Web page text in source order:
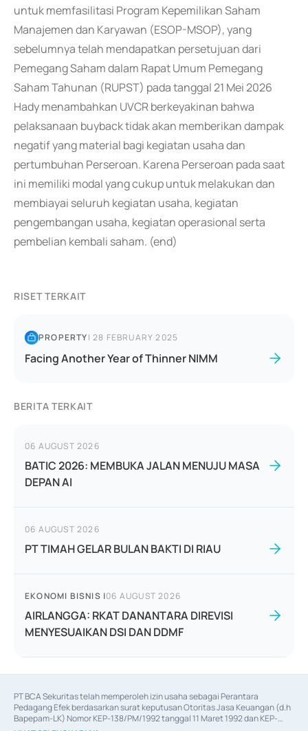
untuk memfasilitasi Program Kepemilikan Saham
Manajemen dan Karyawan (ESOP-MSOP), yang
sebelumnya telah mendapatkan persetujuan dari
Pemegang Saham dalam Rapat Umum Pemegang
Saham Tahunan (RUPST) pada tanggal 21 Mei 2026
Hady menambahkan UVCR berkeyakinan bahwa
pelaksanaan buyback tidak akan memberikan dampak
negatif yang material bagi kegiatan usaha dan
pertumbuhan Perseroan. Karena Perseroan pada saat
ini memiliki modal yang cukup untuk melakukan dan
membiayai seluruh kegiatan usaha, kegiatan
pengembangan usaha, kegiatan operasional serta
pembelian kembali saham. (end)
RISET TERKAIT
PROPERTY|28 FEBRUARY 2025
Facing Another Year of Thinner NIMM
BERITA TERKAIT
06 AUGUST 2026
BATIC 2026: MEMBUKA JALAN MENUJU MASA
DEPAN AI
06 AUGUST 2026
PT TIMAH GELAR BULAN BAKTI DI RIAU
EKONOMI BISNIS |06 AUGUST 2026
AIRLANGGA: RKAT DANANTARA DIREVISI
MENYESUAIKAN DSI DAN DDMF
PT BCA Sekuritas telah memperoleh izin usaha sebagai Perantara
Pedagang Efek berdasarkan surat keputusan Otoritas Jasa Keuangan (d.h
Bapepam-LK) Nomor KEP-138/PM/1992 tanggal 11 Maret 1992 dan KEP-